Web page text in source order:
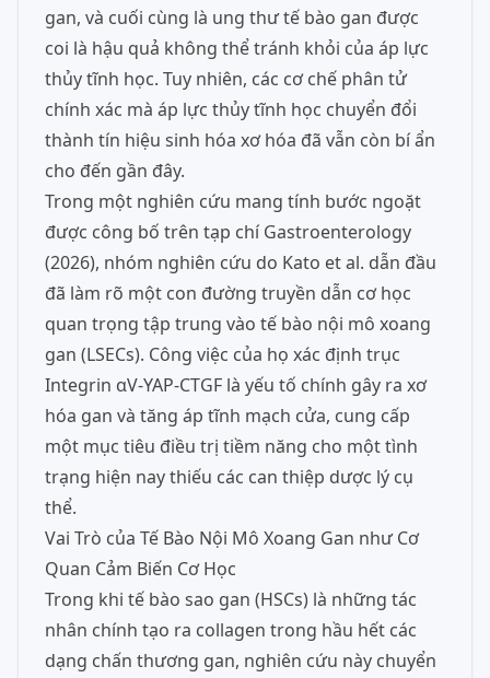
gan, và cuối cùng là ung thư tế bào gan được
coi là hậu quả không thể tránh khỏi của áp lực
thủy tĩnh học. Tuy nhiên, các cơ chế phân tử
chính xác mà áp lực thủy tĩnh học chuyển đổi
thành tín hiệu sinh hóa xơ hóa đã vẫn còn bí ẩn
cho đến gần đây.
Trong một nghiên cứu mang tính bước ngoặt
được công bố trên tạp chí Gastroenterology
(2026), nhóm nghiên cứu do Kato et al. dẫn đầu
đã làm rõ một con đường truyền dẫn cơ học
quan trọng tập trung vào tế bào nội mô xoang
gan (LSECs). Công việc của họ xác định trục
Integrin αV-YAP-CTGF là yếu tố chính gây ra xơ
hóa gan và tăng áp tĩnh mạch cửa, cung cấp
một mục tiêu điều trị tiềm năng cho một tình
trạng hiện nay thiếu các can thiệp dược lý cụ
thể.
Vai Trò của Tế Bào Nội Mô Xoang Gan như Cơ
Quan Cảm Biến Cơ Học
Trong khi tế bào sao gan (HSCs) là những tác
nhân chính tạo ra collagen trong hầu hết các
dạng chấn thương gan, nghiên cứu này chuyển